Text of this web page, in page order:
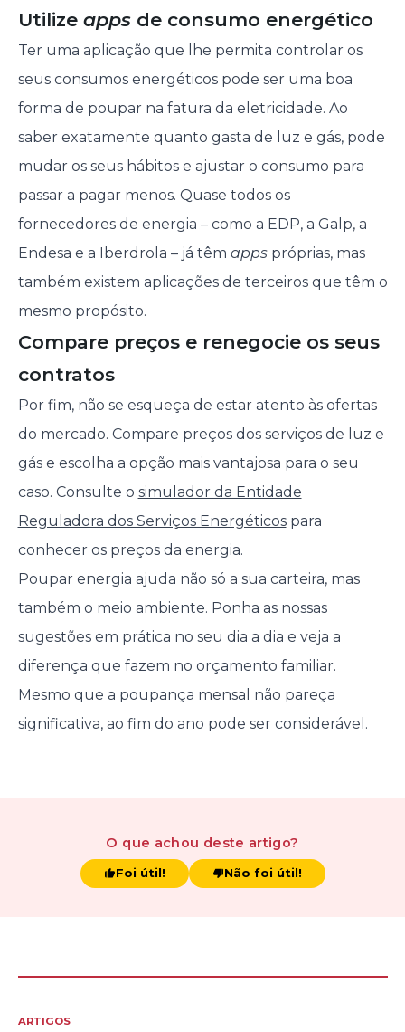
Utilize appsde consumo energético
Ter uma aplicação que lhe permita controlar os
seus consumos energéticos pode ser uma boa
forma de poupar na fatura da eletricidade. Ao
saber exatamente quanto gasta de luz e gás, pode
mudar os seus hábitos e ajustar o consumo para
passar a pagar menos. Quase todos os
fornecedores de energia – como a EDP, a Galp, a
Endesa e a Iberdrola – já têm appspróprias, mas
também existem aplicações de terceiros que têm o
mesmo propósito.
Compare preços e renegocie os seus
contratos
Por fim, não se esqueça de estar atento às ofertas
do mercado. Compare preços dos serviços de luz e
gás e escolha a opção mais vantajosa para o seu
caso. Consulte o simulador da Entidade
Reguladora dos Serviços Energéticospara
conhecer os preços da energia.
Poupar energia ajuda não só a sua carteira, mas
também o meio ambiente. Ponha as nossas
sugestões em prática no seu dia a dia e veja a
diferença que fazem no orçamento familiar.
Mesmo que a poupança mensal não pareça
significativa, ao fim do ano pode ser considerável.
O que achou deste artigo?
Foi útil! Não foi útil!
ARTIGOS